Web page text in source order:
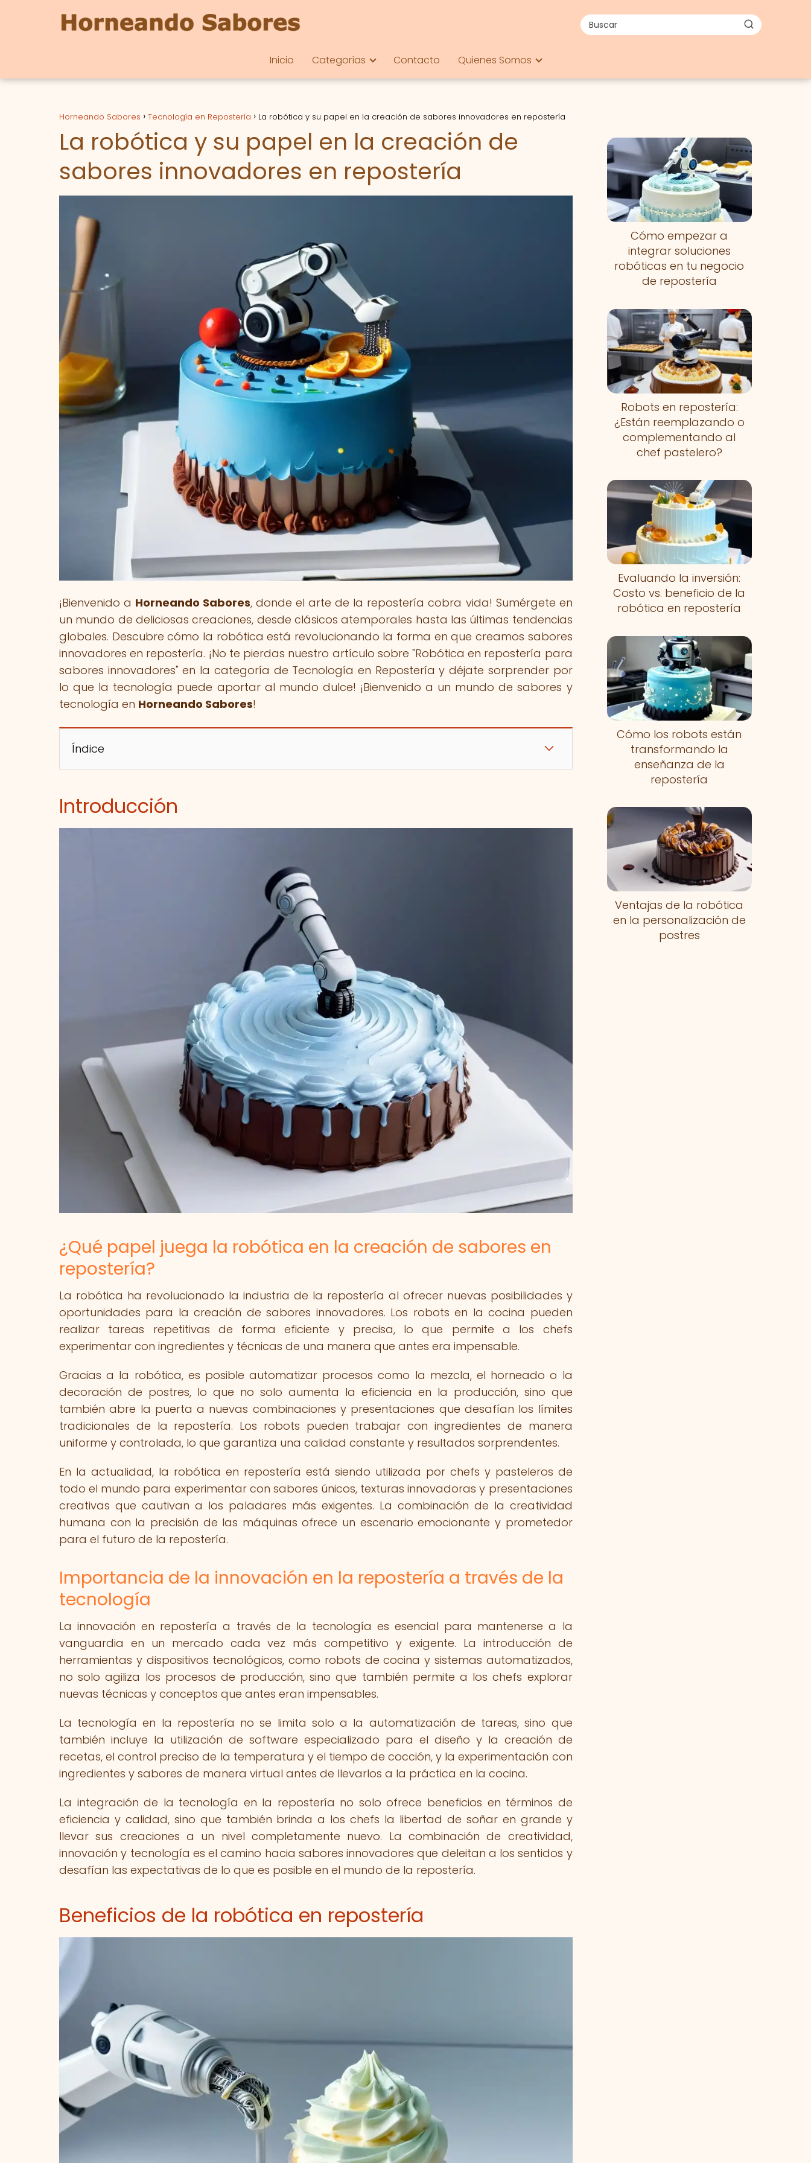
Inicio Categorías Contacto Quienes Somos
Horneando Sabores Tecnología en Repostería La robótica y su papel en la creación de sabores innovadores en repostería
La robótica y su papel en la creación de
sabores innovadores en repostería
¡Bienvenido a Horneando Sabores, donde el arte de la repostería cobra vida! Sumérgete en
un mundo de deliciosas creaciones, desde clásicos atemporales hasta las últimas tendencias
globales. Descubre cómo la robótica está revolucionando la forma en que creamos sabores
innovadores en repostería. ¡No te pierdas nuestro artículo sobre "Robótica en repostería para
sabores innovadores" en la categoría de Tecnología en Repostería y déjate sorprender por
lo que la tecnología puede aportar al mundo dulce! ¡Bienvenido a un mundo de sabores y
tecnología en Horneando Sabores!
Índice
Introducción
¿Qué papel juega la robótica en la creación de sabores en
repostería?
La robótica ha revolucionado la industria de la repostería al ofrecer nuevas posibilidades y
oportunidades para la creación de sabores innovadores. Los robots en la cocina pueden
realizar tareas repetitivas de forma eficiente y precisa, lo que permite a los chefs
experimentar con ingredientes y técnicas de una manera que antes era impensable.
Gracias a la robótica, es posible automatizar procesos como la mezcla, el horneado o la
decoración de postres, lo que no solo aumenta la eficiencia en la producción, sino que
también abre la puerta a nuevas combinaciones y presentaciones que desafían los límites
tradicionales de la repostería. Los robots pueden trabajar con ingredientes de manera
uniforme y controlada, lo que garantiza una calidad constante y resultados sorprendentes.
En la actualidad, la robótica en repostería está siendo utilizada por chefs y pasteleros de
todo el mundo para experimentar con sabores únicos, texturas innovadoras y presentaciones
creativas que cautivan a los paladares más exigentes. La combinación de la creatividad
humana con la precisión de las máquinas ofrece un escenario emocionante y prometedor
para el futuro de la repostería.
Importancia de la innovación en la repostería a través de la
tecnología
La innovación en repostería a través de la tecnología es esencial para mantenerse a la
vanguardia en un mercado cada vez más competitivo y exigente. La introducción de
herramientas y dispositivos tecnológicos, como robots de cocina y sistemas automatizados,
no solo agiliza los procesos de producción, sino que también permite a los chefs explorar
nuevas técnicas y conceptos que antes eran impensables.
La tecnología en la repostería no se limita solo a la automatización de tareas, sino que
también incluye la utilización de software especializado para el diseño y la creación de
recetas, el control preciso de la temperatura y el tiempo de cocción, y la experimentación con
ingredientes y sabores de manera virtual antes de llevarlos a la práctica en la cocina.
La integración de la tecnología en la repostería no solo ofrece beneficios en términos de
eficiencia y calidad, sino que también brinda a los chefs la libertad de soñar en grande y
llevar sus creaciones a un nivel completamente nuevo. La combinación de creatividad,
innovación y tecnología es el camino hacia sabores innovadores que deleitan a los sentidos y
desafían las expectativas de lo que es posible en el mundo de la repostería.
Beneficios de la robótica en repostería
Cómo empezar a
integrar soluciones
robóticas en tu negocio
de repostería
Robots en repostería:
¿Están reemplazando o
complementando al
chef pastelero?
Evaluando la inversión:
Costo vs. beneficio de la
robótica en repostería
Cómo los robots están
transformando la
enseñanza de la
repostería
Ventajas de la robótica
en la personalización de
postres